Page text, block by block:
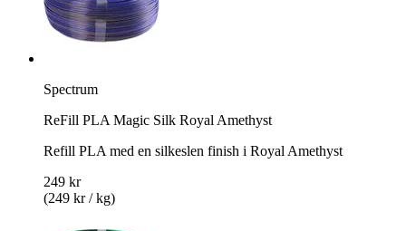
Spectrum
ReFill PLA Magic Silk Royal Amethyst
Refill PLA med en silkeslen finish i Royal Amethyst
249 kr
(249 kr / kg)